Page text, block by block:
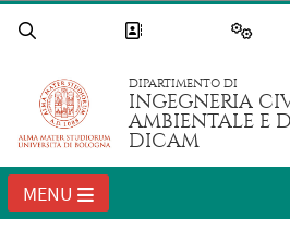
DIPARTIMENTO DI
INGEGNERIA
AMBIENTALE E
DICAM
MENU